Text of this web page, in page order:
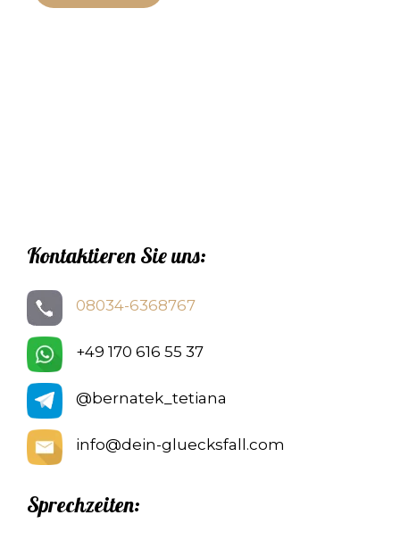
Kontaktieren Sie uns:
08034-6368767
+49 170 616 55 37
@bernatek_tetiana
info@dein-gluecksfall.com
Sprechzeiten: